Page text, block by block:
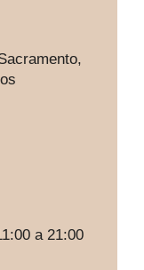
a 21:00